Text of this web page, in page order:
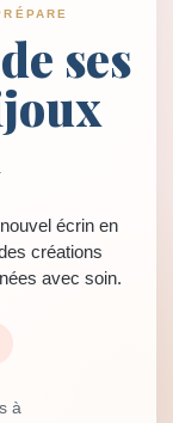
ses
écrin en
créations
avec soin.
à